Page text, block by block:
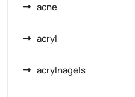
acne
acryl
acrylnagels